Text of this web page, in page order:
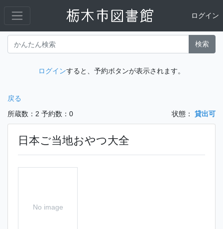
ログイン
検索
ログインすると、予約ボタンが表示されます。
戻る
所蔵数：2 予約数：0 状態： 貸出可
日本ご当地おやつ大全
No image